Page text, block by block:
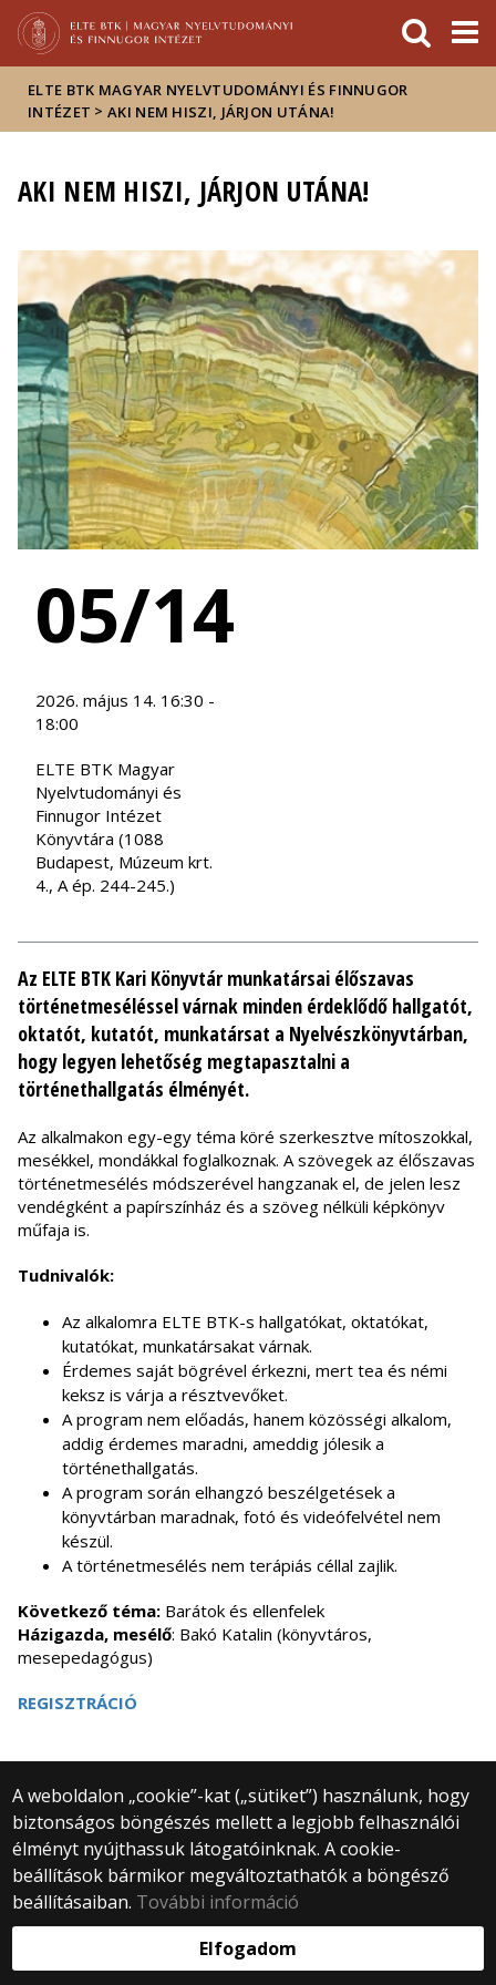
Hírek
Események
ELTE a
sajtóban
ELTE BTK MAGYAR NYELVTUDOMÁNYI ÉS FINNUGOR
INTÉZET > AKI NEM HISZI, JÁRJON UTÁNA!
AKI NEM HISZI, JÁRJON UTÁNA!
05/14
2026. május 14. 16:30 -
18:00
ELTE BTK Magyar
Nyelvtudományi és
Finnugor Intézet
Könyvtára (1088
Budapest, Múzeum krt.
4., A ép. 244-245.)
Az ELTE BTK Kari Könyvtár munkatársai élőszavas
történetmeséléssel várnak minden érdeklődő hallgatót,
oktatót, kutatót, munkatársat a Nyelvészkönyvtárban,
hogy legyen lehetőség megtapasztalni a
történethallgatás élményét.
Az alkalmakon egy-egy téma köré szerkesztve mítoszokkal,
mesékkel, mondákkal foglalkoznak. A szövegek az élőszavas
történetmesélés módszerével hangzanak el, de jelen lesz
vendégként a papírszínház és a szöveg nélküli képkönyv
műfaja is.
Tudnivalók:
Az alkalomra ELTE BTK-s hallgatókat, oktatókat,
kutatókat, munkatársakat várnak.
Érdemes saját bögrével érkezni, mert tea és némi
keksz is várja a résztvevőket.
A program nem előadás, hanem közösségi alkalom,
addig érdemes maradni, ameddig jólesik a
történethallgatás.
A program során elhangzó beszélgetések a
könyvtárban maradnak, fotó és videófelvétel nem
készül.
A történetmesélés nem terápiás céllal zajlik.
Következő téma: Barátok és ellenfelek
Házigazda, mesélő: Bakó Katalin (könyvtáros,
mesepedagógus)
REGISZTRÁCIÓ
A weboldalon „cookie”-kat („sütiket”) használunk, hogy
biztonságos böngészés mellett a legjobb felhasználói
élményt nyújthassuk látogatóinknak. A cookie-
beállítások bármikor megváltoztathatók a böngésző
beállításaiban. További információ
Elfogadom
© 2025 Eötvös Loránd Tudományegyetem
Minden jog fenntartva.
1053 Budapest, Egyetem tér 1–3.
Központi telefonszám: +36 1 411 6500
Webfejlesztés: